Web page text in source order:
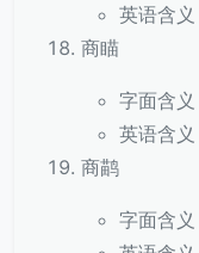
英语含
商瞄
字面含义
英语含
商鹋
字面含义